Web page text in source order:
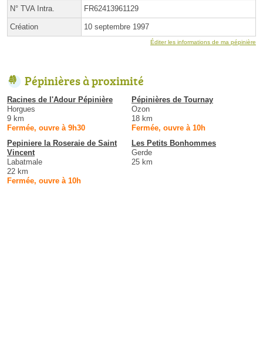
N° TVA Intra. FR62413961129
Création 10 septembre 1997
Éditer les informations de ma pépinière
Pépinières à proximité
Racines de l'Adour Pépinière
Horgues
9 km
Fermée, ouvre à 9h30
Pépinières de Tournay
Ozon
18 km
Fermée, ouvre à 10h
Pepiniere la Roseraie de Saint
Vincent
Labatmale
22 km
Fermée, ouvre à 10h
Les Petits Bonhommes
Gerde
25 km